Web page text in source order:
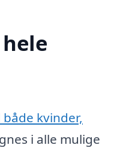
kvinder,
i alle mulige